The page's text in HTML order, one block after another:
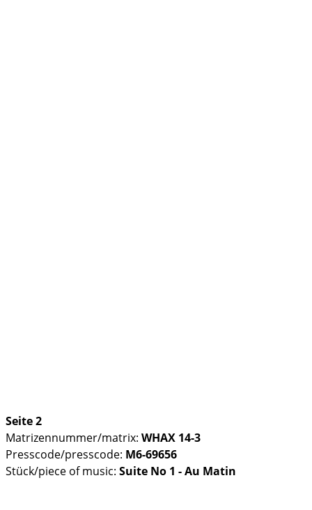
Seite 2
Matrizennummer/matrix: WHAX 14-3
Presscode/presscode: M6-69656
Stück/piece of music: Suite No 1 - Au Matin